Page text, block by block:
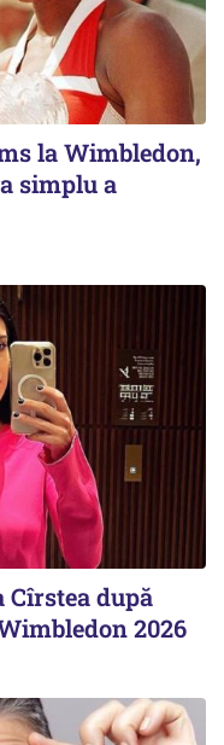
la Wimbledon,
simplu a
Cîrstea după
2026